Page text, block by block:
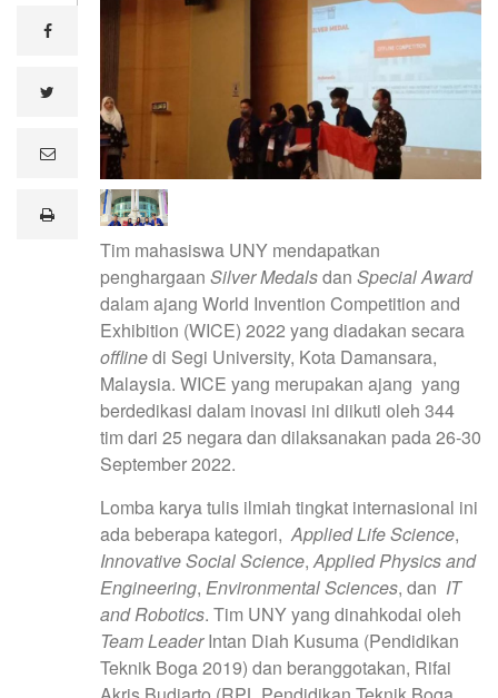
facebook
e
lprint
Tim mahasiswa UNY mendapatkan
penghargaan Silver Medalsdan Special Award
dalam ajang World Invention Competition and
Exhibition (WICE) 2022 yang diadakan secara
offlinedi Segi University, Kota Damansara,
Malaysia. WICE yang merupakan ajang yang
berdedikasi dalam inovasi ini diikuti oleh 344
tim dari 25 negara dan dilaksanakan pada 26-30
September 2022.
Lomba karya tulis ilmiah tingkat internasional ini
ada beberapa kategori,Applied Life Science,
Innovative Social Science,Applied Physics and
Engineering, Environmental Sciences, dan IT
and Robotics. Tim UNY yang dinahkodai oleh
Team LeaderIntan Diah Kusuma (Pendidikan
Teknik Boga 2019) dan beranggotakan, Rifai